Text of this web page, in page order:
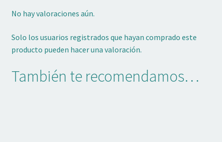
No hay valoraciones aún.
Solo los usuarios registrados que hayan comprado este
producto pueden hacer una valoración.
También te recomendamos…